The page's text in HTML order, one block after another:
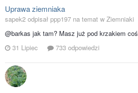
Uprawa ziemniaka
sapek2 odpisał ppp197 na temat w Ziemniaki
@barkas jak tam? Masz już pod krzakiem
31 Lipiec
733 odpowiedzi